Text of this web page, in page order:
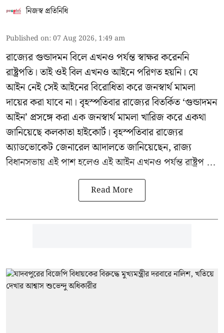
নিজস্ব প্রতিনিধি
Published on:07 Aug 2026, 1:49 am
রাজ্যের গুন্ডাদমন বিলে এখনও পর্যন্ত স্বাক্ষর করেননি
রাষ্ট্রপতি। তাই ওই বিল এখনও আইনে পরিণত হয়নি। যে
আইন নেই সেই আইনের বিরোধিতা করে জনস্বার্থ মামলা
দায়ের করা যাবে না। বৃহস্পতিবার রাজ্যের বিতর্কিত ‘গুন্ডাদমন
আইন’ প্রসঙ্গে করা এক জনস্বার্থ মামলা খারিজ করে একথা
জানিয়েছে কলকাতা হাইকোর্ট। বৃহস্পতিবার রাজ্যের
অ্যাডভোকেট জেনারেল আদালতে জানিয়েছেন, রাজ্য
বিধানসভায় এই পাশ হলেও এই আইন এখনও পর্যন্ত রাষ্ট্রপ ...
Read More